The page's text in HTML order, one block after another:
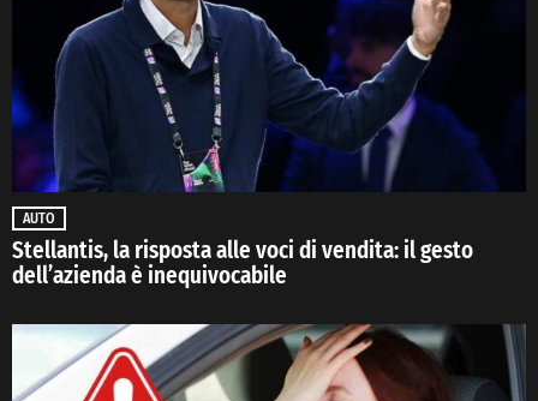
AUTO
Stellantis, la risposta alle voci di vendita: il gesto
dell’azienda è inequivocabile